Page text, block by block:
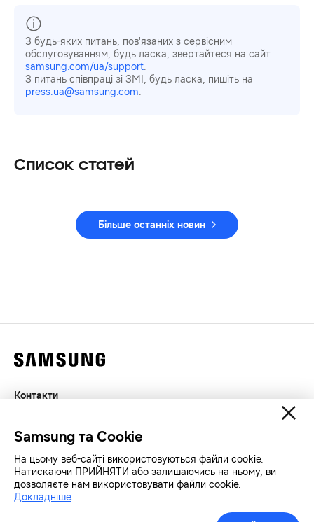
З будь-яких питань, пов'язаних з сервісним
обслуговуванням, будь ласка, звертайтеся на сайт
samsung.com/ua/support.
З питань співпраці зі ЗМІ, будь ласка, пишіть на
press.ua@samsung.com.
Список статей
Більше останніх новин
Контакти
Конфіденційність
SAMSUNG.COM
Авторські права© SAMSUNG Всі права захищенно.
Samsung та Cookie
На цьому веб-сайті використовуються файли cookie.
Натискаючи ПРИЙНЯТИ або залишаючись на ньому, ви
дозволяєте нам використовувати файли cookie.
Докладніше.